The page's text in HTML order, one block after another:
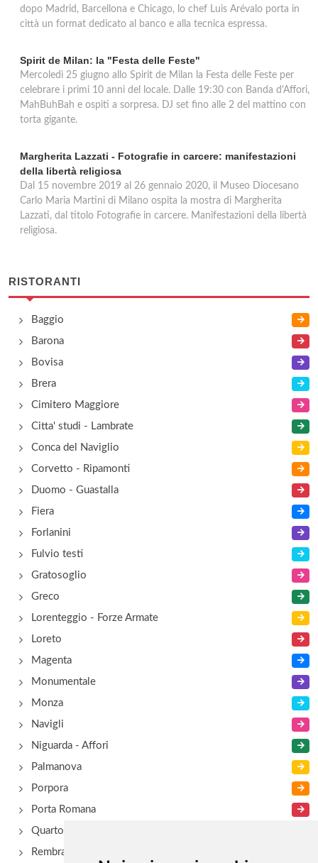
dopo Madrid, Barcellona e Chicago, lo chef Luis Arévalo porta in
città un format dedicato al banco e alla tecnica espressa.
Spirit de Milan: la "Festa delle Feste"
Mercoledì 25 giugno allo Spirit de Milan la Festa delle Feste per
celebrare i primi 10 anni del locale. Dalle 19:30 con Banda d'Affori,
MahBuhBah e ospiti a sorpresa. DJ set fino alle 2 del mattino con
torta gigante.
Margherita Lazzati - Fotografie in carcere: manifestazioni
della libertà religiosa
Dal 15 novembre 2019 al 26 gennaio 2020, il Museo Diocesano
Carlo Maria Martini di Milano ospita la mostra di Margherita
Lazzati, dal titolo Fotografie in carcere. Manifestazioni della libertà
religiosa.
RISTORANTI
Baggio
Barona
Bovisa
Brera
Cimitero Maggiore
Citta' studi - Lambrate
Conca del Naviglio
Corvetto - Ripamonti
Duomo - Guastalla
Fiera
Forlanini
Fulvio testi
Gratosoglio
Greco
Lorenteggio - Forze Armate
Loreto
Magenta
Monumentale
Monza
Navigli
Niguarda - Affori
Palmanova
Porpora
Porta Romana
Quarto Oggiaro
Rembrant